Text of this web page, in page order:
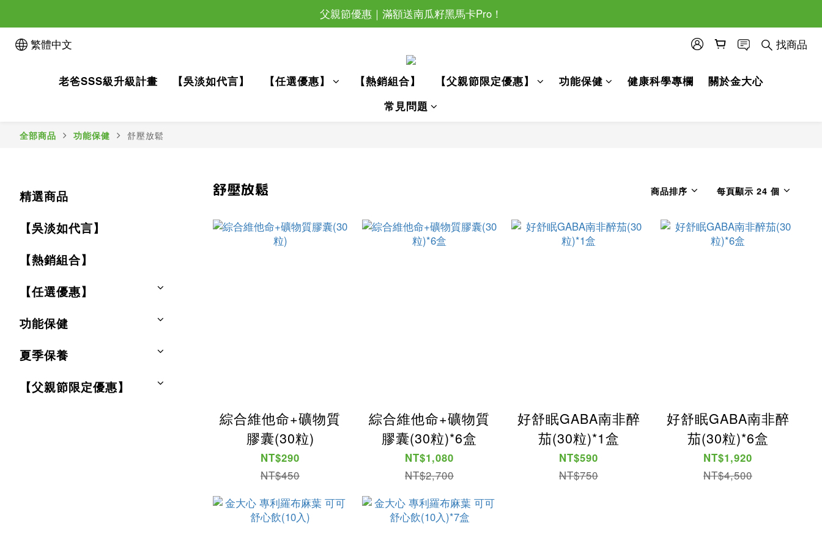
父親節優惠｜滿額送南瓜籽黑馬卡Pro！
父親節優惠｜滿額送南瓜籽黑馬卡Pro！
父親節優惠｜滿額送南瓜籽黑馬卡Pro！
繁體中文 找商品
老爸SSS級升級計畫 【吳淡如代言】 【任選優惠】 【熱銷組合】 【父親節限定優惠】 功能保健 健康科學專欄
關於金大心
常見問題
全部商品 功能保健 舒壓放鬆
精選商品
【吳淡如代言】
【熱銷組合】
【任選優惠】
功能保健
夏季保養
【父親節限定優惠】
舒壓放鬆 商品排序 每頁顯示 24 個
綜合維他命+礦物質
膠囊(30粒)
NT$290
NT$450
綜合維他命+礦物質
膠囊(30粒)*6盒
NT$1,080
NT$2,700
好舒眠GABA南非醉
茄(30粒)*1盒
NT$590
NT$750
好舒眠GABA南非醉
茄(30粒)*6盒
NT$1,920
NT$4,500